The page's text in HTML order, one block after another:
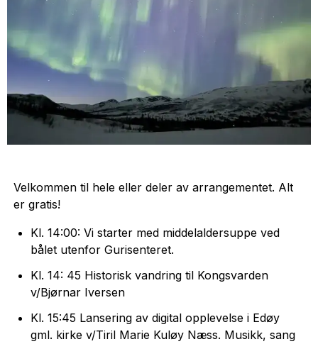
Velkommen til hele eller deler av arrangementet. Alt
er gratis!
Kl. 14:00: Vi starter med middelaldersuppe ved
bålet utenfor Gurisenteret.
Kl. 14: 45 Historisk vandring til Kongsvarden
v/Bjørnar Iversen
Kl. 15:45 Lansering av digital opplevelse i Edøy
gml. kirke v/Tiril Marie Kuløy Næss. Musikk, sang